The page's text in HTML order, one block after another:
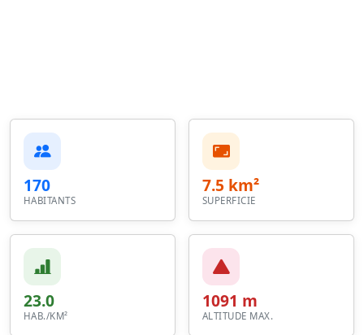
170
HABITANTS
7.5 km²
SUPERFICIE
23.0
HAB./KM²
1091 m
ALTITUDE MAX.